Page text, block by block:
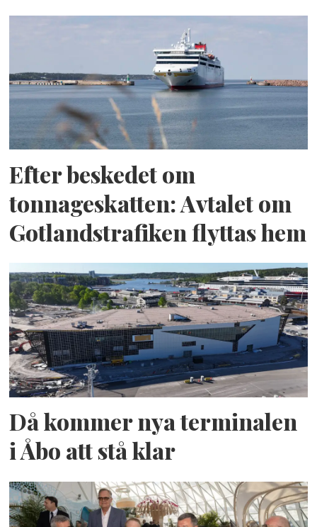
Efter beskedet om
tonnageskatten: Avtalet om
Gotlandstrafiken flyttas hem
Då kommer nya terminalen
i Åbo att stå klar